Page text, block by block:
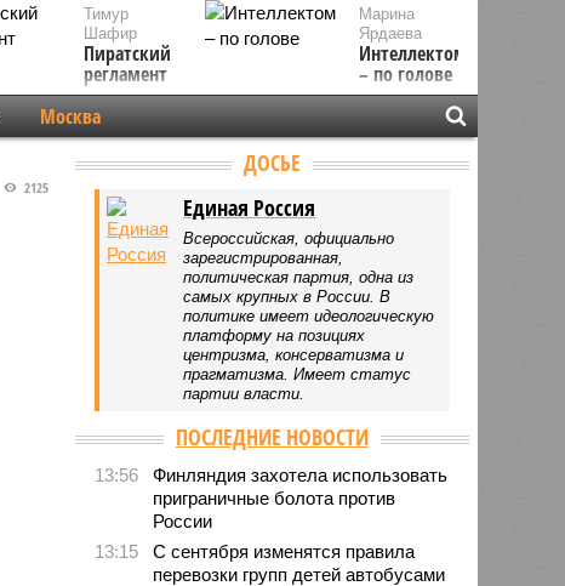
Марина
Ярдаева
Интеллектом
– по голове
Тимур
Шафир
Пиратский
регламент
Москва
2125
ДОСЬЕ
Единая Россия
Всероссийская, официально
зарегистрированная,
политическая партия, одна из
самых крупных в России. В
политике имеет идеологическую
платформу на позициях
центризма, консерватизма и
прагматизма. Имеет статус
партии власти.
ПОСЛЕДНИЕ НОВОСТИ
13:56
Финляндия захотела использовать
приграничные болота против
России
13:15
С сентября изменятся правила
перевозки групп детей автобусами